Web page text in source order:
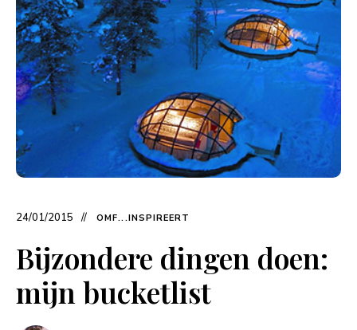
24/01/2015 OMF...INSPIREERT
Bijzondere dingen doen:
mijn bucketlist